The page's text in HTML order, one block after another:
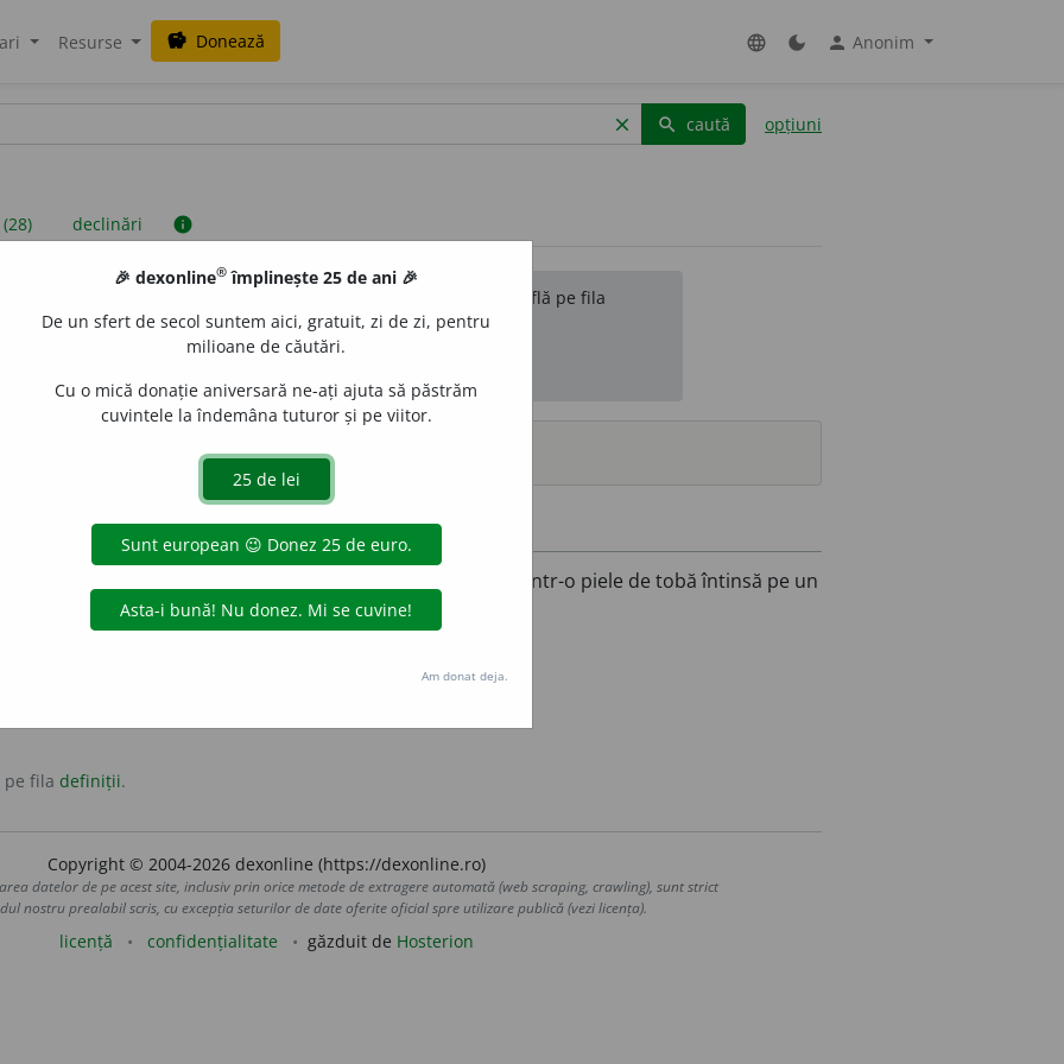
Resurse savings Donează language dark_mode person Anonim
clear search caută opțiuni
declinări info
sunt compilate de echipa dexonline. Definițiile originale se află pe fila
reordona filele pe pagina depreferințe.
surse
oriental de percuție, asemănător cu tamburina, format dintr-o piele de tobă întinsă pe un
cu discuri metalice, și folosit la marcarea ritmului.
vuvuitoare vuvă
pe fila definiții.
Copyright © 2004-2026 dexonline (https://dexonline.ro)
datelor de pe acest site, inclusiv prin orice metode de extragere automată (web scraping, crawling), sunt strict
nostru prealabil scris, cu excepția seturilor de date oferite oficial spre utilizare publică (vezi licența).
licență confidențialitate găzduit de Hosterion
🎉 dexonline® împlinește 25 de ani 🎉
De un sfert de secol suntem aici, gratuit, zi de zi, pentru
milioane de căutări.
Cu o mică donație aniversară ne-ați ajuta să păstrăm
cuvintele la îndemâna tuturor și pe viitor.
Am donat deja.